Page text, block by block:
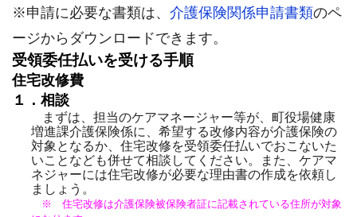
※申請に必要な書類は、 介護保険関係申請書類のペ
ージからダウンロードできます。
受領委任払いを受ける手順
住宅改修費
１．相談
まずは、担当のケアマネージャー等が、町役場健康
増進課介護保険係に、希望する改修内容が介護保険の
対象となるか、住宅改修を受領委任払いでおこないた
いことなども併せて相談してください。また、ケアマ
ネジャーには住宅改修が必要な理由書の作成を依頼し
ましょう。
※ 住宅改修は介護保険被保険者証に記載されている住所が対象